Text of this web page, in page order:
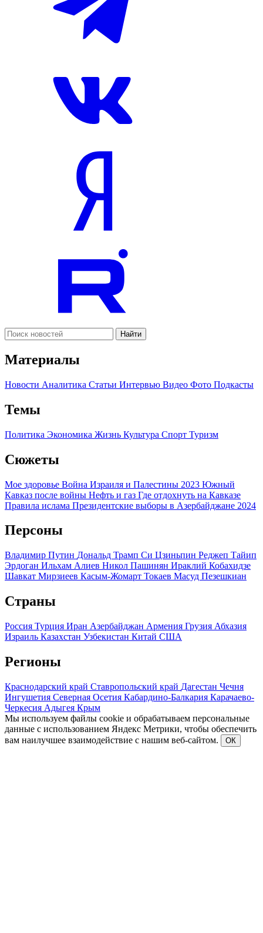
Найти
Материалы
Новости Аналитика Статьи Интервью Видео Фото Подкасты
Темы
Политика Экономика Жизнь Культура Спорт Туризм
Сюжеты
Мое здоровье Война Израиля и Палестины 2023 Южный
Кавказ после войны Нефть и газ Где отдохнуть на Кавказе
Правила ислама Президентские выборы в Азербайджане 2024
Персоны
Владимир Путин Дональд Трамп Си Цзиньпин Реджеп Тайип
Эрдоган Ильхам Алиев Никол Пашинян Ираклий Кобахидзе
Шавкат Мирзиеев Касым-Жомарт Токаев Масуд Пезешкиан
Страны
Россия Турция Иран Азербайджан Армения Грузия Абхазия
Израиль Казахстан Узбекистан Китай США
Регионы
Краснодарский край Ставропольский край Дагестан Чечня
Ингушетия Северная Осетия Кабардино-Балкария Карачаево-
Черкесия Адыгея Крым
Мы используем файлы cookie и обрабатываем персональные
данные с использованием Яндекс Метрики, чтобы обеспечить
вам наилучшее взаимодействие с нашим веб-сайтом.
ОК